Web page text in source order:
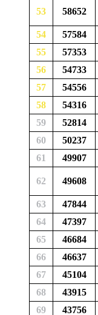
53 58652
54
57584
55
57353
56
54733
57
54556
58
54316
59
52814
60
50237
61
49907
62 49608
63
47844
64
47397
65
46684
66
46637
67
45104
68
43915
69
43756